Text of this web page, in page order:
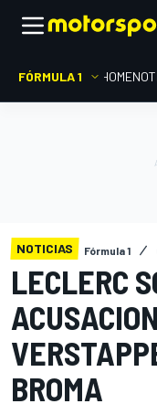
FÓRMULA 1 HOME
NOTICIAS Fórmula 1
LECLERC
BROMA